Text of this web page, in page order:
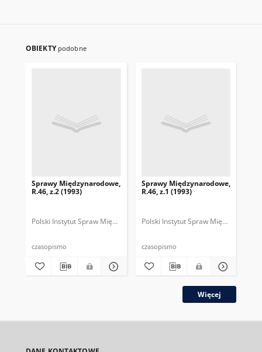
OBIEKTY podobne
Sprawy Międzynarodowe,
R.46, z.2 (1993)
Polski Instytut Spraw Międzynarodowych. Polska Fundacja Spraw
czasopismo
Sprawy Międzynarodowe,
R.46, z.1 (1993)
Polski Instytut Spraw
czasopismo
Więcej